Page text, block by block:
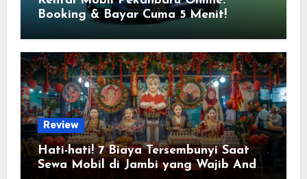
Booking & Bayar Cuma 5 Menit!
Review
Hati-hati! 7 Biaya Tersembunyi Saat
Sewa Mobil di Jambi yang Wajib Anda